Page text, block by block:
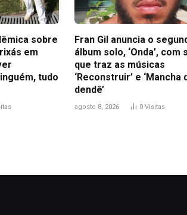
sobre
em
tudo
Fran Gil anuncia o
álbum solo, ‘Onda’, com
que traz as músicas
‘Reconstruir’ e ‘Mancha
dendê’
agosto 8, 2026 0 Visitas